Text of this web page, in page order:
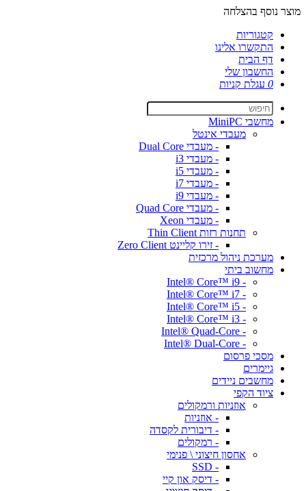
מוצר נוסף בהצלחה
קטגוריות
התקשרו אלינו
דף הבית
החשבון שלי
0 עגלת קניות
מחשבי MiniPC
מעבדי אינטל
- מעבדי Dual Core
- מעבדי i3
- מעבדי i5
- מעבדי i7
- מעבדי i9
- מעבדי Quad Core
- מעבדי Xeon
תחנות רזות Thin Client
- זירו קליינט Zero Client
מערכת ניהול מרכזית
מחשוב ביתי
- Intel® Core™ i9
- Intel® Core™ i7
- Intel® Core™ i5
- Intel® Core™ i3
- Intel® Quad-Core
- Intel® Dual-Core
מסכי פרסום
גיימרים
מחשבים ניידים
ציוד הקפי
אוזניות ורמקולים
- אוזניות
- דיבורית לקסדה
- רמקולים
אחסון חיצוני \ פנימי
- SSD
- דיסק און קיי